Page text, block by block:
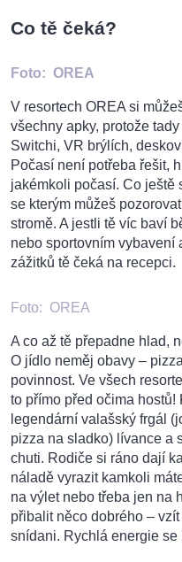
Co tě čeká?
Foto: OREA
V resortech OREA si
všechny apky, protože
Switchi, VR brýlích,
Počasí není potřeba řešit,
jakémkoli počasí. Co ještě
se kterým můžeš
stromě. A jestli tě víc baví
nebo sportovním vybavení
zážitků tě čeká na recepci.
Foto: OREA
A co až tě přepadne hlad,
O jídlo neměj obavy –
povinnost. Ve všech
to přímo před očima
legendární valašský frgál
pizza na sladko) lívance a
chuti. Rodiče si ráno dají
náladě vyrazit kamkoli
na výlet nebo třeba jen na
přibalit něco dobrého –
snídani. Rychlá energie se